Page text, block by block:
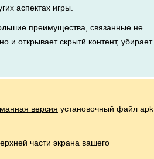
аспектах игры.
преимущества, связанные не
и открывает скрытй контент, убирает
версия установочный файл apk
части экрана вашего